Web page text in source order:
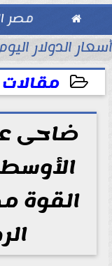
 مصر
أسعار الدولار اليوم
مقالات
2026-05-10 15:05:59
ضاحى
القوة